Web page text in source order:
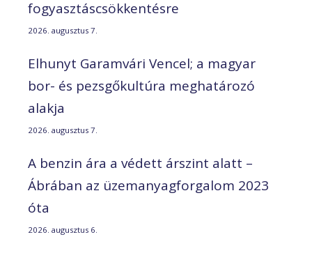
fogyasztáscsökkentésre
2026. augusztus 7.
Elhunyt Garamvári Vencel; a magyar
bor- és pezsgőkultúra meghatározó
alakja
2026. augusztus 7.
A benzin ára a védett árszint alatt –
Ábrában az üzemanyagforgalom 2023
óta
2026. augusztus 6.